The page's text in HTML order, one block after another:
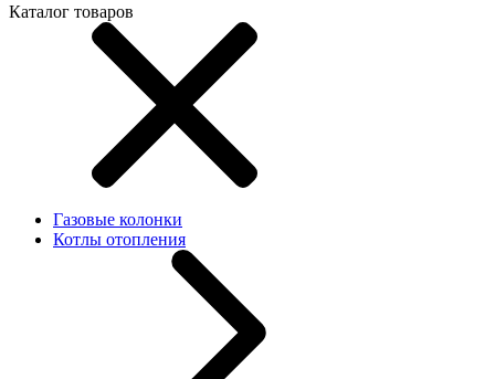
Каталог товаров
Газовые колонки
Котлы отопления